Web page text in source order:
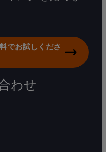
でお試しくださ
わせ